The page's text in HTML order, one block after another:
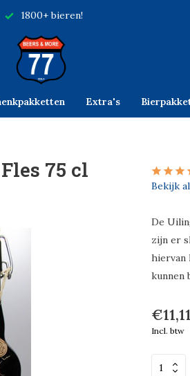
1800+ bieren!
Extra's
75 cl
Bekijk
De
zijn er
hiervan
kunnen
€11,11
Incl. btw